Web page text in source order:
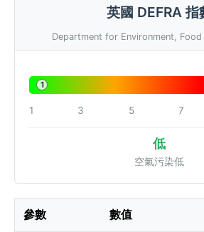
英國 DEFRA 指
Department for Environment,
1
1 3 5 7
低
空氣污染低
參數 數值